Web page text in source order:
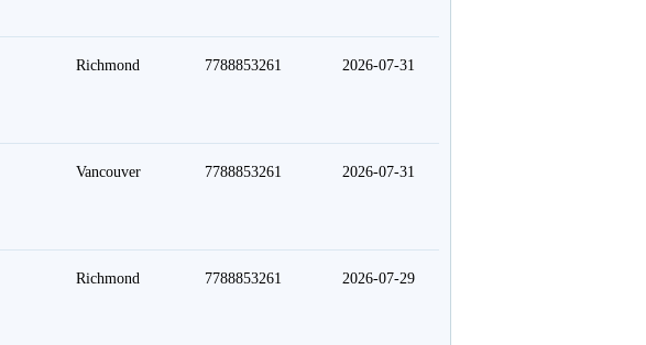
Richmond 7788853261 2026-07-31
Vancouver 7788853261 2026-07-31
Richmond 7788853261 2026-07-29